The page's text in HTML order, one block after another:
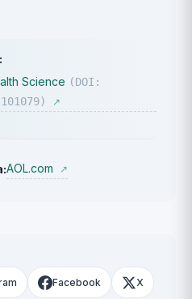
Science (DOI:
↗
AOL.com ↗
Facebook X